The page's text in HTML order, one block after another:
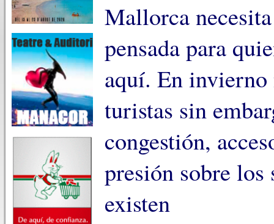
Mallorca
pensada para
aquí. En
turistas sin
congestión,
presión sobre
existen